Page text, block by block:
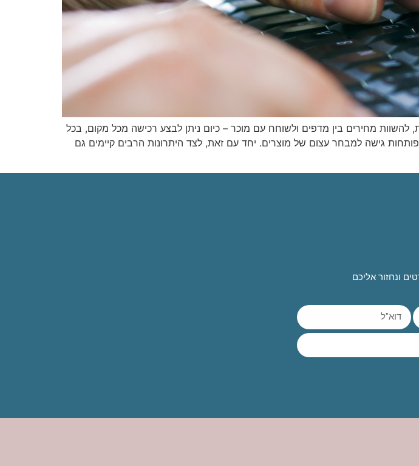
להשוות מחירים בין מדפים ולשוחח עם מוכר – כיום ניתן לבצע רכישה מכל מקום, בכל
גישה למבחר עצום של מוצרים. יחד עם זאת, לצד היתרונות הרבים קיימים גם
ונחזור אליכם